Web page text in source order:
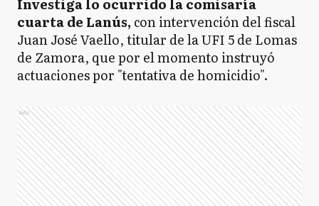
Investiga lo ocurrido la comisaría
cuarta de Lanús, con intervención del fiscal
Juan José Vaello, titular de la UFI 5 de Lomas
de Zamora, que por el momento instruyó
actuaciones por "tentativa de homicidio".
Ads